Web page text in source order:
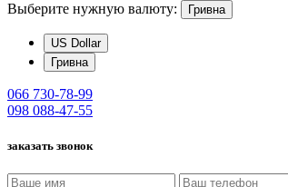
Выберите нужную валюту: Гривна
US Dollar
Гривна
066 730-78-99
098 088-47-55
заказать звонок